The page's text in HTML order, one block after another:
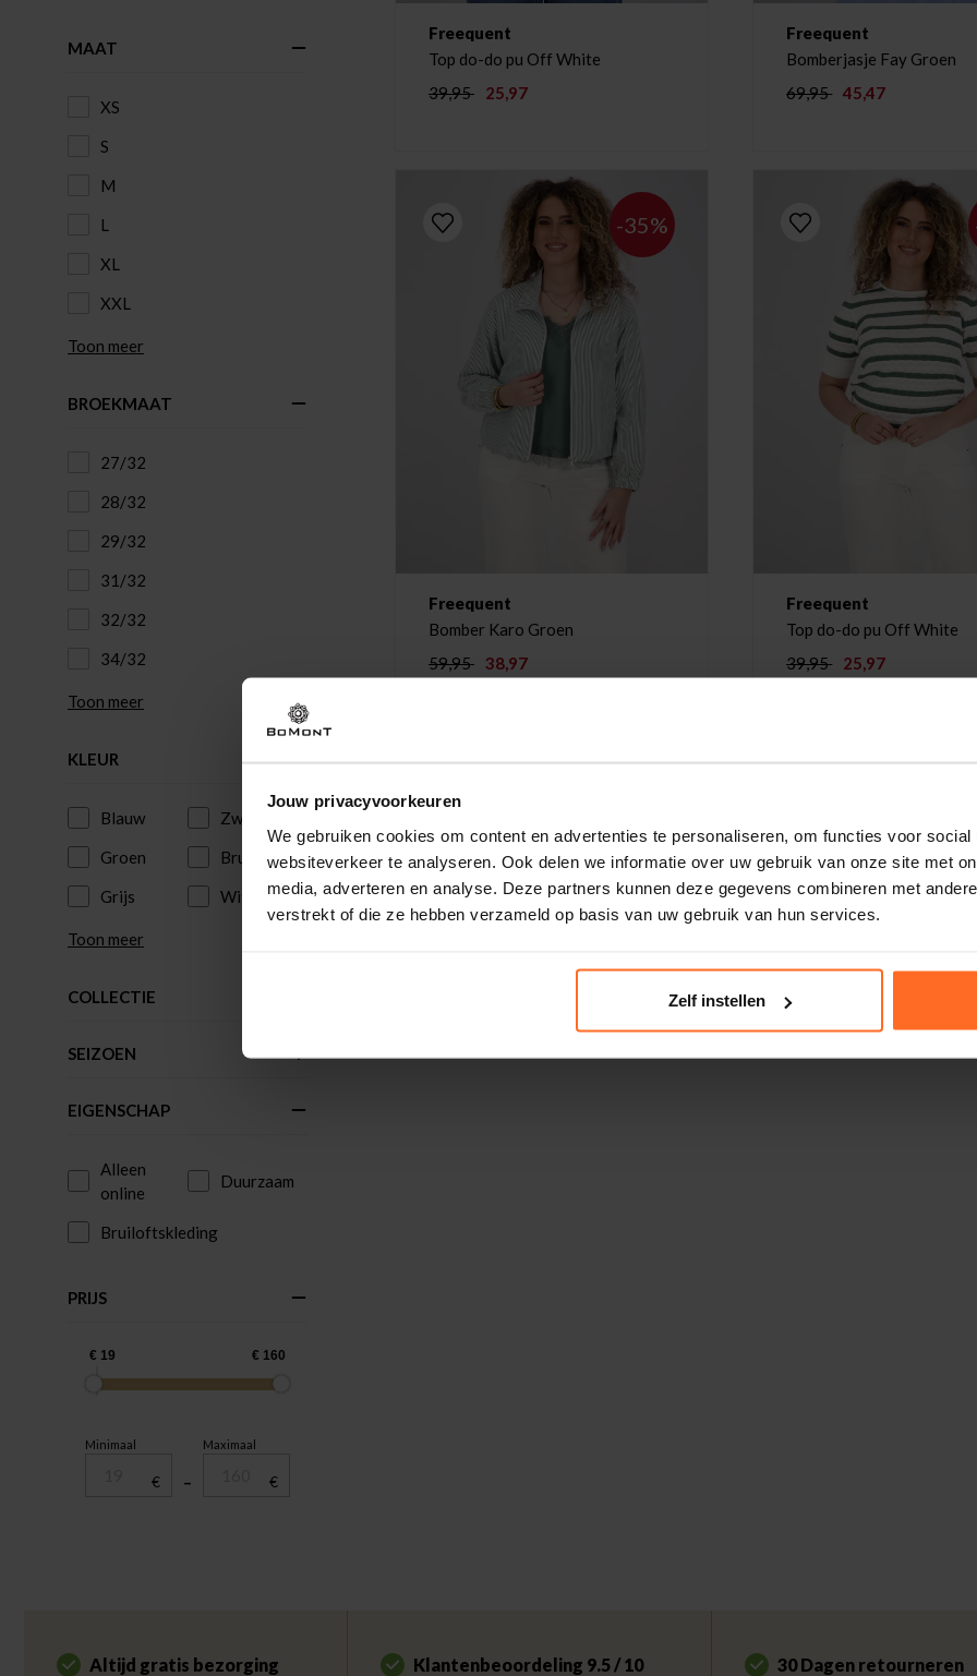
Jouw privacyvoorkeuren
We gebruiken cookies om content en advertenties te personaliseren, om functies voor social
websiteverkeer te analyseren. Ook delen we informatie over uw gebruik van onze site met
media, adverteren en analyse. Deze partners kunnen deze gegevens combineren met
verstrekt of die ze hebben verzameld op basis van uw gebruik van hun services.
Zelf instellen
MAAT
XS
S
M
L
XL
XXL
Toon meer
BROEKMAAT
27/32
28/32
29/32
31/32
32/32
34/32
Toon meer
KLEUR
Blauw
Zwart
Groen
Bruin
Grijs
Wit
Toon meer
COLLECTIE
SEIZOEN
EIGENSCHAP
Alleen
online
Duurzaam
Bruiloftskleding
PRIJS
Minimaal
€ –
Maximaal
€
Freequent
Top do-do pu Off White
39,95
25,97
Freequent
Bomberjasje Fay Groen
69,95
45,47
-35%
Freequent
Bomber Karo Groen
59,95
38,97
Freequent
Top do-do pu Off White
39,95
25,97
Altijd gratis bezorging Klantenbeoordeling 9.5 / 10 30 Dagen retourneren